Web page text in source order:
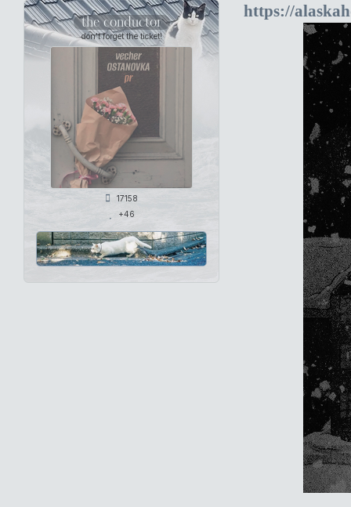
the conductor
don't forget the ticket!
17158
+46
https://